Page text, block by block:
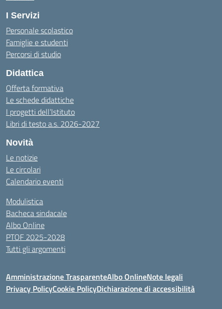
I Servizi
Personale scolastico
Famiglie e studenti
Percorsi di studio
Didattica
Offerta formativa
Le schede didattiche
I progetti dell’Istituto
Libri di testo a.s. 2026-2027
Novità
Le notizie
Le circolari
Calendario eventi
Modulistica
Bacheca sindacale
Albo Online
PTOF 2025-2028
Tutti gli argomenti
Amministrazione TrasparenteAlbo OnlineNote legali
Privacy PolicyCookie PolicyDichiarazione di accessibilità